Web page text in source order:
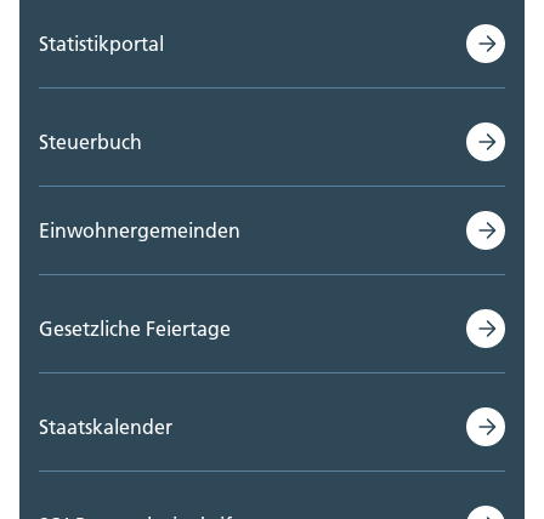
Statistikportal
Steuerbuch
Einwohnergemeinden
Gesetzliche Feiertage
Staatskalender